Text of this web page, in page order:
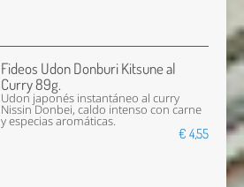
Fideos Udon Donburi Kitsune al
Curry 89g.
Udon japonés instantáneo al curry
Nissin Donbei, caldo intenso con carne
y especias aromáticas.
€ 4,55